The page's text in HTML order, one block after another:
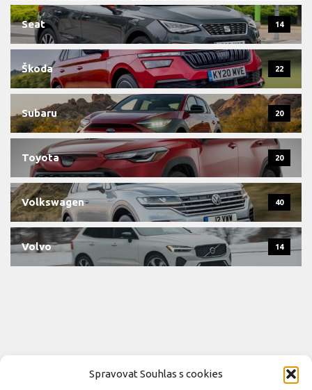
Spravovat Souhlas s cookies
Seat 14
Škoda 22
Subaru 20
Toyota 20
Volkswagen 40
Volvo 14